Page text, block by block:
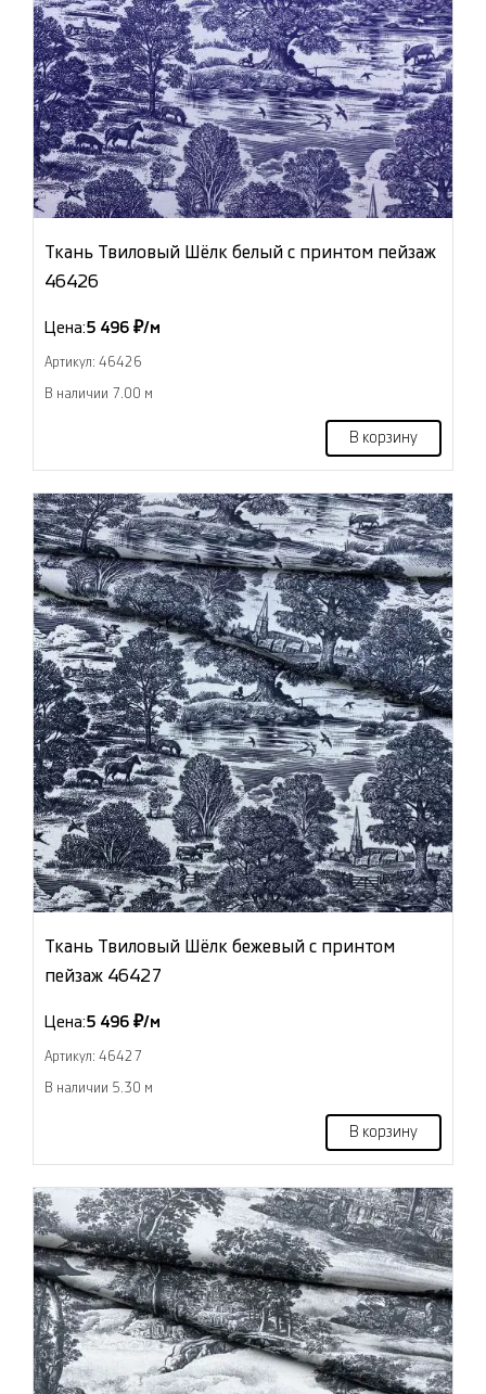
Ткань Твиловый Шёлк белый с принтом пейзаж
46426
Цена:5 496 ₽/м
Артикул: 46426
В наличии 7.00 м
В корзину
Ткань Твиловый Шёлк бежевый с принтом
пейзаж 46427
Цена:5 496 ₽/м
Артикул: 46427
В наличии 5.30 м
В корзину